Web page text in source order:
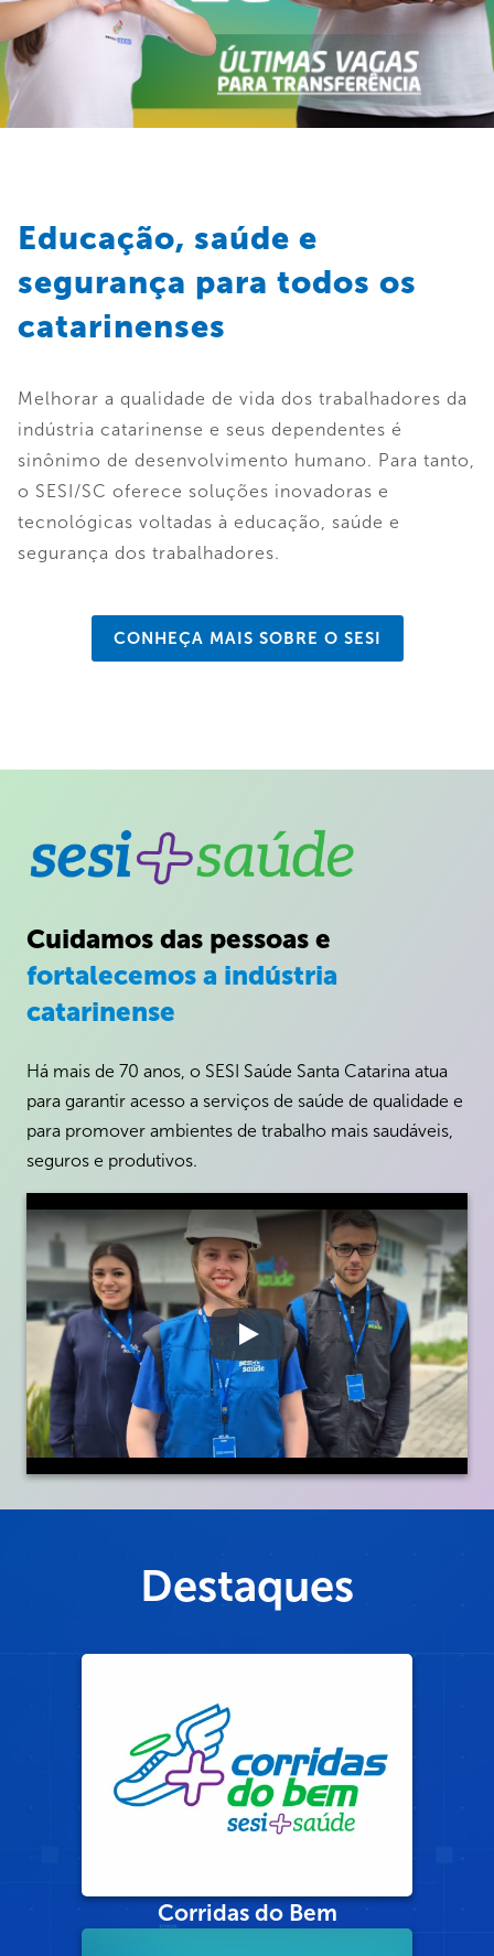
Educação, saúde e
segurança para todos os
catarinenses
Melhorar a qualidade de vida dos trabalhadores da
indústria catarinense e seus dependentes é
sinônimo de desenvolvimento humano. Para tanto,
o SESI/SC oferece soluções inovadoras e
tecnológicas voltadas à educação, saúde e
segurança dos trabalhadores.
CONHEÇA MAIS SOBRE O SESI
Cuidamos das pessoas e
fortalecemos a indústria
catarinense
Há mais de 70 anos, o SESI Saúde Santa Catarina atua
para garantir acesso a serviços de saúde de qualidade e
para promover ambientes de trabalho mais saudáveis,
seguros e produtivos.
Destaques
Corridas do Bem